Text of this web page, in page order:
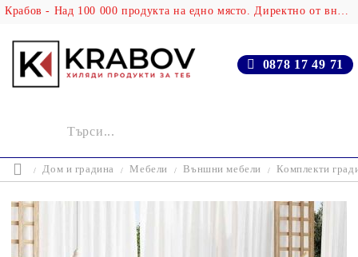
Крабов - Над 100 000 продукта на едно място. Директно от вносителя!
0878 17 49 71
Дом и градина Мебели Външни мебели Комплекти